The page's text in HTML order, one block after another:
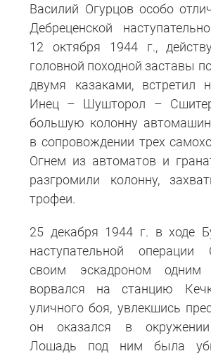
Василий Огурцов особо
Дебреценской
12 октября 1944 г.,
головной походной заставы
двумя казаками, встретил
Инец – Шушторол –
большую колонну
в сопровождении трех
Огнем из автоматов и
разгромили колонну,
трофеи.
25 декабря 1944 г. в ходе
наступательной операции
своим эскадроном
ворвался на станцию
уличного боя, увлекшись
он оказался в
Лошадь под ним была